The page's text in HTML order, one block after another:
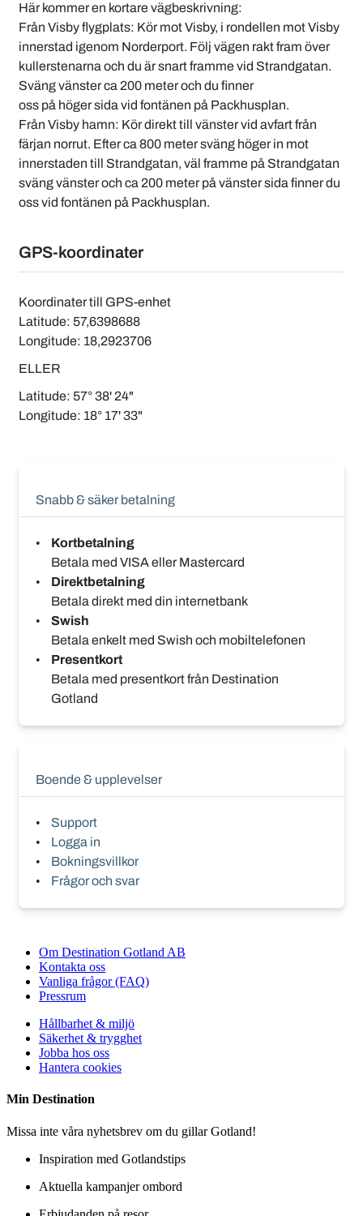
Här kommer en kortare vägbeskrivning:
Från Visby flygplats: Kör mot Visby, i rondellen mot Visby
innerstad igenom Norderport. Följ vägen rakt fram över
kullerstenarna och du är snart framme vid Strandgatan.
Sväng vänster ca 200 meter och du finner
oss på höger sida vid fontänen på Packhusplan.
Från Visby hamn: Kör direkt till vänster vid avfart från
färjan norrut. Efter ca 800 meter sväng höger in mot
innerstaden till Strandgatan, väl framme på Strandgatan
sväng vänster och ca 200 meter på vänster sida finner du
oss vid fontänen på Packhusplan.
GPS-koordinater
Koordinater till GPS-enhet
Latitude: 57,6398688
Longitude: 18,2923706
ELLER
Latitude: 57° 38' 24"
Longitude: 18° 17' 33"
Snabb & säker betalning
Kortbetalning
Betala med VISA eller Mastercard
Direktbetalning
Betala direkt med din internetbank
Swish
Betala enkelt med Swish och mobiltelefonen
Presentkort
Betala med presentkort från Destination
Gotland
Boende & upplevelser
Support
Logga in
Bokningsvillkor
Frågor och svar
Om Destination Gotland AB
Kontakta oss
Vanliga frågor (FAQ)
Pressrum
Hållbarhet & miljö
Säkerhet & trygghet
Jobba hos oss
Hantera cookies
Min Destination
Missa inte våra nyhetsbrev om du gillar Gotland!
Inspiration med Gotlandstips
Aktuella kampanjer ombord